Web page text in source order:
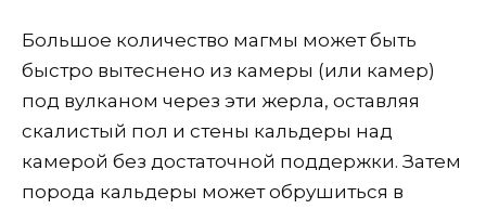
Большое количество магмы может быть
быстро вытеснено из камеры (или камер)
под вулканом через эти жерла, оставляя
скалистый пол и стены кальдеры над
камерой без достаточной поддержки. Затем
порода кальдеры может обрушиться в